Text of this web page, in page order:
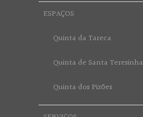
ESPAÇOS
Quinta da Tareca
Quinta de Santa Teresinha
Quinta dos Pizões